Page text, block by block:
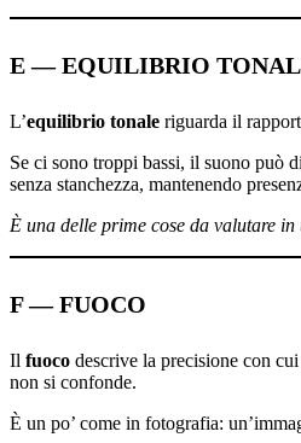
E — EQUILIBRIO
L’equilibrio tonale riguarda il
Se ci sono troppi bassi, il suono può
senza stanchezza, mantenendo
È una delle prime cose da valutare in
F — FUOCO
Il fuoco descrive la precisione con
non si confonde.
È un po’ come in fotografia: